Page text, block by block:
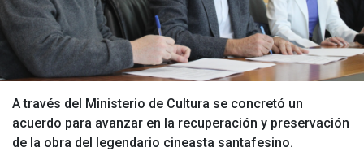
A través del Ministerio de Cultura se concretó un
acuerdo para avanzar en la recuperación y preservación
de la obra del legendario cineasta santafesino.